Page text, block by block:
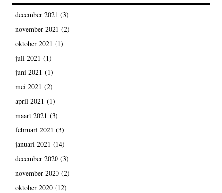
december 2021 (3)
november 2021 (2)
oktober 2021 (1)
juli 2021 (1)
juni 2021 (1)
mei 2021 (2)
april 2021 (1)
maart 2021 (3)
februari 2021 (3)
januari 2021 (14)
december 2020(3)
november 2020(2)
oktober 2020(12)